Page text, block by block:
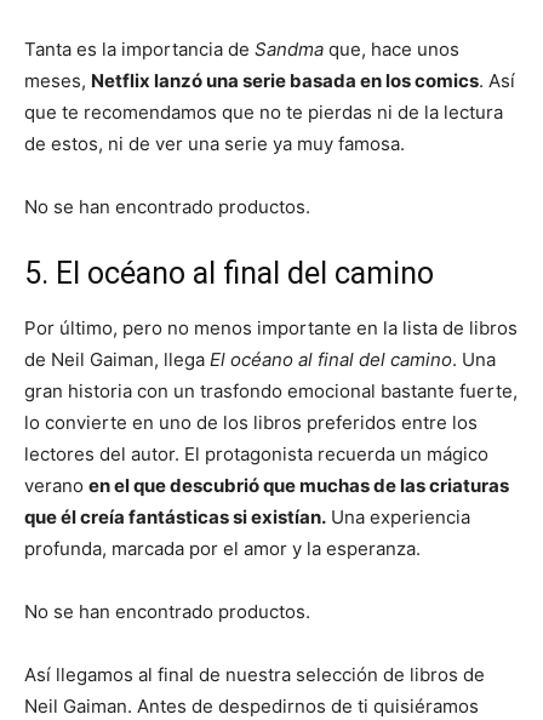
Tanta es la importancia de Sandma que, hace unos
meses, Netflix lanzó una serie basada en los comics. Así
que te recomendamos que no te pierdas ni de la lectura
de estos, ni de ver una serie ya muy famosa.
No se han encontrado productos.
5. El océano al final del camino
Por último, pero no menos importante en la lista de libros
de Neil Gaiman, llega El océano al final del camino. Una
gran historia con un trasfondo emocional bastante fuerte,
lo convierte en uno de los libros preferidos entre los
lectores del autor. El protagonista recuerda un mágico
verano en el que descubrió que muchas de las criaturas
que él creía fantásticas si existían. Una experiencia
profunda, marcada por el amor y la esperanza.
No se han encontrado productos.
Así llegamos al final de nuestra selección de libros de
Neil Gaiman. Antes de despedirnos de ti quisiéramos